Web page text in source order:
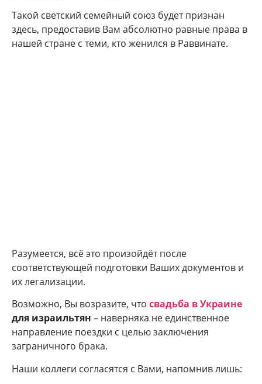
Такой светский семейный союз будет признан
здесь, предоставив Вам абсолютно равные права в
нашей стране с теми, кто женился в Раввинате.
Разумеется, всё это произойдёт после
соответствующей подготовки Ваших документов и
их легализации.
Возможно, Вы возразите, что свадьба в Украине
для израильтян – наверняка не единственное
направление поездки с целью заключения
заграничного брака.
Наши коллеги согласятся с Вами, напомнив лишь: